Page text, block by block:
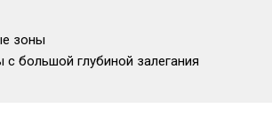
зоны
большой глубиной залегания